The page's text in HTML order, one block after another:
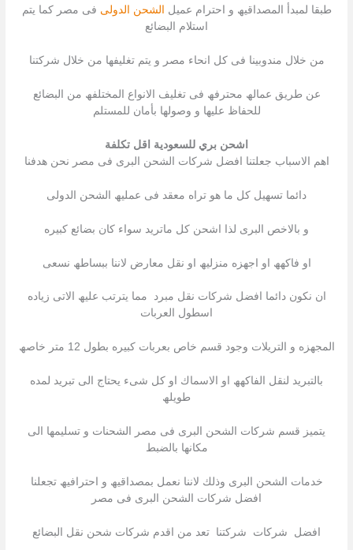
طبقا لمبدأ المصداقیھ و احترام عمیل الشحن الدولى فى مصر كما یتم
استلام البضائع
من خلال مندوبینا فى كل انحاء مصر و یتم تغلیفھا من خلال شركتنا
عن طریق عمالھ محترفھ فى تغلیف الانواع المختلفھ من البضائع
للحفاظ علیھا و وصولھا بأمان للمستلم
اشحن بري للسعودية اقل تكلفة
اھم الاسباب جعلتنا افضل شركات الشحن البرى فى مصر نحن ھدفنا
دائما تسھیل كل ما ھو تراه معقد فى عملیھ الشحن الدولى
و بالاخص البرى لذا اشحن كل ماترید سواء كان بضائع كبیره
او فاكھھ او اجھزه منزلیھ او نقل معارض لاننا ببساطھ نسعى
ان نكون دائما افضل شركات نقل مبرد مما یترتب علیھ الاتى زیاده
اسطول العربات
المجھزه و التریلات وجود قسم خاص بعربات كبیره بطول 12 متر خاصھ
بالتبرید لنقل الفاكھھ او الاسماك او كل شىء یحتاج الى تبرید لمده
طویلھ
یتمیز قسم شركات الشحن البرى فى مصر الشحنات و تسلیمھا الى
مكانھا بالضبط
خدمات الشحن البرى وذلك لاننا نعمل بمصداقیھ و احترافیھ تجعلنا
افضل شركات الشحن البرى فى مصر
افضل شركات شركتنا تعد من اقدم شركات شحن نقل البضائع